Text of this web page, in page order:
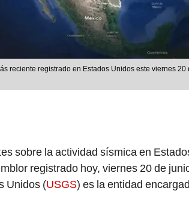
reciente registrado en Estados Unidos este viernes 20
sobre la actividad sísmica en
registrado hoy, viernes 20 de
Unidos (USGS) es la entidad